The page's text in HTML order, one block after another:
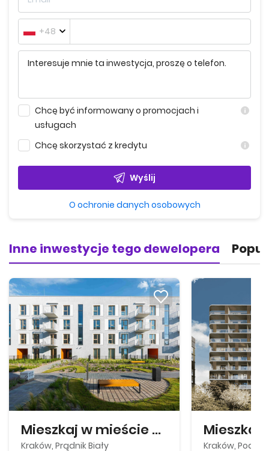
Przemyślane w każdym detalu przestrzenie dla reklamy
lokali, stanowią dopełnienie projektu, który zakłada
eleganckie wykończenie z zewnątrz.
+48
Chcę być informowany o promocjach i
usługach
Chcę skorzystać z kredytu
Wyślij
O ochronie danych osobowych
Inne inwestycje tego dewelopera
Mieszkaj w mieście – Ogrody Glogera
Kraków, Prądnik Biały Kraków,